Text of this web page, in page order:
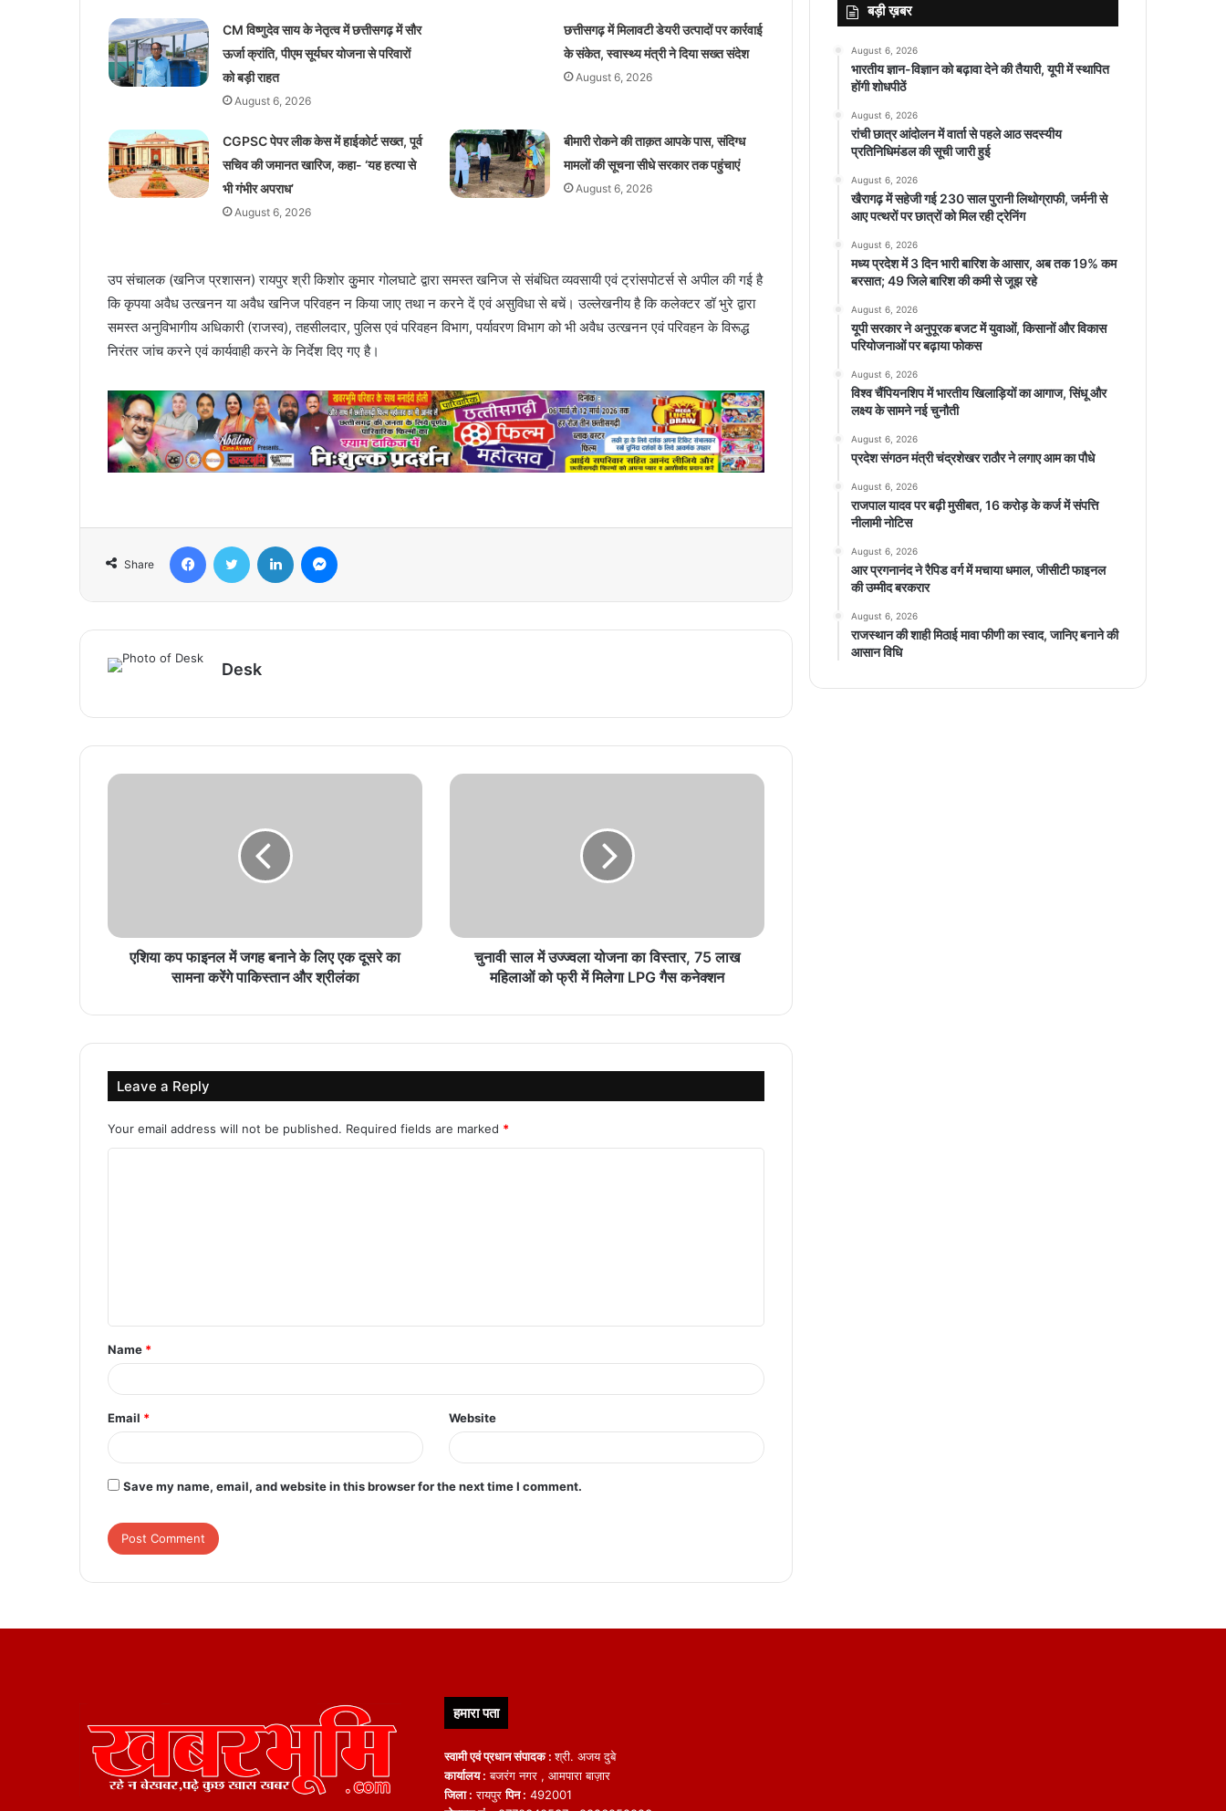
CM विष्णुदेव साय के नेतृत्व में छत्तीसगढ़ में सौर
ऊर्जा क्रांति, पीएम सूर्यघर योजना से परिवारों
को बड़ी राहत
August 6, 2026
छत्तीसगढ़ में मिलावटी डेयरी उत्पादों पर कार्रवाई
के संकेत, स्वास्थ्य मंत्री ने दिया सख्त संदेश
August 6, 2026
CGPSC पेपर लीक केस में हाईकोर्ट सख्त, पूर्व
सचिव की जमानत खारिज, कहा- ‘यह हत्या से
भी गंभीर अपराध’
August 6, 2026
बीमारी रोकने की ताक़त आपके पास, संदिग्ध
मामलों की सूचना सीधे सरकार तक पहुंचाएं
August 6, 2026
उप संचालक (खनिज प्रशासन) रायपुर श्री किशोर कुुमार गोलघाटे द्वारा समस्त खनिज से संबंधित व्यवसायी एवं ट्रांसपोटर्स से अपील की गई है
कि कृपया अवैध उत्खनन या अवैध खनिज परिवहन न किया जाए तथा न करने दें एवं असुविधा से बचें। उल्लेखनीय है कि कलेक्टर डॉ भुरे द्वारा
समस्त अनुविभागीय अधिकारी (राजस्व), तहसीलदार, पुलिस एवं परिवहन विभाग, पर्यावरण विभाग को भी अवैध उत्खनन एवं परिवहन के विरूद्ध
निरंतर जांच करने एवं कार्यवाही करने के निर्देश दिए गए है।
Share
Desk
एशिया कप फाइनल में जगह बनाने के लिए एक दूसरे का
सामना करेंगे पाकिस्तान और श्रीलंका
चुनावी साल में उज्ज्वला योजना का विस्तार, 75 लाख
महिलाओं को फ्री में मिलेगा LPG गैस कनेक्शन
Leave a Reply
Your email address will not be published. Required fields are marked *
t
*
Name *
Email * Website
Save my name, email, and website in this browser for the next time I comment.
बड़ी ख़बर
August 6, 2026
भारतीय ज्ञान-विज्ञान को बढ़ावा देने की तैयारी, यूपी में स्थापित
होंगी शोधपीठें
August 6, 2026
रांची छात्र आंदोलन में वार्ता से पहले आठ सदस्यीय
प्रतिनिधिमंडल की सूची जारी हुई
August 6, 2026
खैरागढ़ में सहेजी गई 230 साल पुरानी लिथोग्राफी, जर्मनी से
आए पत्थरों पर छात्रों को मिल रही ट्रेनिंग
August 6, 2026
मध्य प्रदेश में 3 दिन भारी बारिश के आसार, अब तक 19% कम
बरसात; 49 जिले बारिश की कमी से जूझ रहे
August 6, 2026
यूपी सरकार ने अनुपूरक बजट में युवाओं, किसानों और विकास
परियोजनाओं पर बढ़ाया फोकस
August 6, 2026
विश्व चैंपियनशिप में भारतीय खिलाड़ियों का आगाज, सिंधू और
लक्ष्य के सामने नई चुनौती
August 6, 2026
प्रदेश संगठन मंत्री चंद्रशेखर राठौर ने लगाए आम का पौधे
August 6, 2026
राजपाल यादव पर बढ़ी मुसीबत, 16 करोड़ के कर्ज में संपत्ति
नीलामी नोटिस
August 6, 2026
आर प्रगनानंद ने रैपिड वर्ग में मचाया धमाल, जीसीटी फाइनल
की उम्मीद बरकरार
August 6, 2026
राजस्थान की शाही मिठाई मावा फीणी का स्वाद, जानिए बनाने की
आसान विधि
हमारा पता
स्वामी एवं प्रधान संपादक :श्री. अजय दुबे
कार्यालय : बजरंग नगर , आमपारा बाज़ार
जिला : रायपुरपिन : 492001